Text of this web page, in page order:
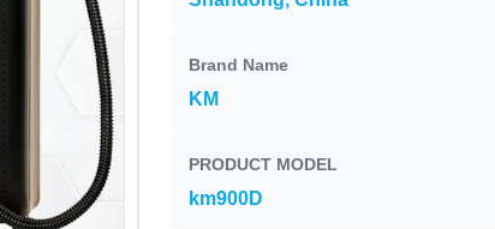
Brand Name
KM
PRODUCT MODEL
km900D